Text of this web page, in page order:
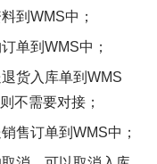
到WMS中；
单到WMS中；
货入库单到WMS
不需要对接；
售订单到WMS中；